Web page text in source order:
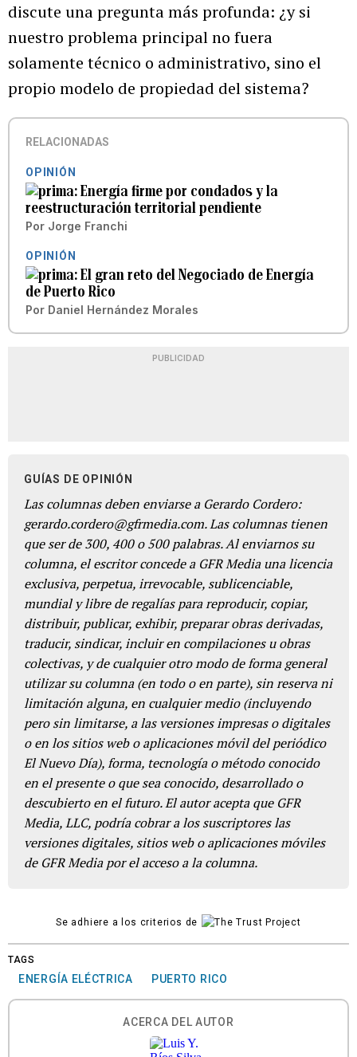
discute una pregunta más profunda: ¿y si
nuestro problema principal no fuera
solamente técnico o administrativo, sino el
propio modelo de propiedad del sistema?
RELACIONADAS
OPINIÓN
Energía firme por condados y la
reestructuración territorial pendiente
Por Jorge Franchi
OPINIÓN
El gran reto del Negociado de Energía
de Puerto Rico
Por Daniel Hernández Morales
PUBLICIDAD
GUÍAS DE OPINIÓN
Las columnas deben enviarse a Gerardo Cordero:
gerardo.cordero@gfrmedia.com. Las columnas tienen
que ser de 300, 400 o 500 palabras. Al enviarnos su
columna, el escritor concede a GFR Media una licencia
exclusiva, perpetua, irrevocable, sublicenciable,
mundial y libre de regalías para reproducir, copiar,
distribuir, publicar, exhibir, preparar obras derivadas,
traducir, sindicar, incluir en compilaciones u obras
colectivas, y de cualquier otro modo de forma general
utilizar su columna (en todo o en parte), sin reserva ni
limitación alguna, en cualquier medio (incluyendo
pero sin limitarse, a las versiones impresas o digitales
o en los sitios web o aplicaciones móvil del periódico
El Nuevo Día), forma, tecnología o método conocido
en el presente o que sea conocido, desarrollado o
descubierto en el futuro. El autor acepta que GFR
Media, LLC, podría cobrar a los suscriptores las
versiones digitales, sitios web o aplicaciones móviles
de GFR Media por el acceso a la columna.
Se adhiere a los criterios de
TAGS
ENERGÍA ELÉCTRICA PUERTO RICO
ACERCA DEL AUTOR